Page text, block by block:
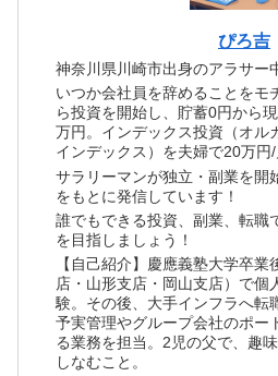
ぴろ吉
神奈川県川崎市出身のアラサー
いつか会社員を辞めることをモ
ら投資を開始し、貯蓄0円から
万円。インデックス投資（オル
インデックス）を夫婦で20万円/
サラリーマンが独立・副業を開
をもとに発信しています！
誰でもできる投資、副業、転職
を目指しましょう！
【自己紹介】慶應義塾大学卒
店・山形支店・岡山支店）で個
験。その後、大手インフラへ転
予実管理やグループ会社のポー
る業務を担当。2児の父で、趣
しなむこと。